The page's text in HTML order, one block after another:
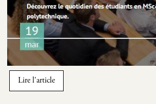
Lire l'article